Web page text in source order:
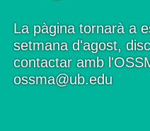
La pàgina tornarà a
setmana d'agost,
contactar amb
ossma@ub.edu